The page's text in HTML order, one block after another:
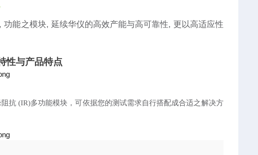
能之模块, 延续华仪的高效产能与高可靠性, 更以高适应性
性与产品特点
抗 (IR)多功能模块，可依据您的测试需求自行搭配成合适之解决方